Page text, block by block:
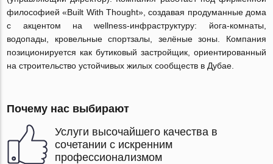
философией «Built With Thought», создавая продуманные дома
с акцентом на wellness-инфраструктуру: йога-комнаты,
водопады, кровельные спортзалы, зелёные зоны. Компания
позиционируется как бутиковый застройщик, ориентированный
на строительство устойчивых жилых сообществ в Дубае.
Почему нас выбирают
Услуги высочайшего качества в
сочетании с искренним
профессионализмом